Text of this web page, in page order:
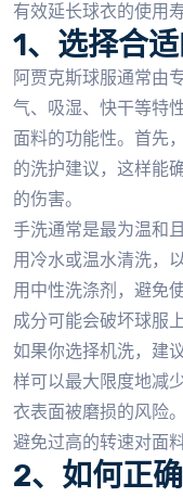
有效延长球衣的使用
1、选择合
阿贾克斯球服通常由
气、吸湿、快干等特
面料的功能性。首先
的洗护建议，这样能
的伤害。
手洗通常是最为温和
用冷水或温水清洗，
用中性洗涤剂，避免
成分可能会破坏球服
如果你选择机洗，建
样可以最大限度地减
衣表面被磨损的风险
避免过高的转速对面
2、如何正